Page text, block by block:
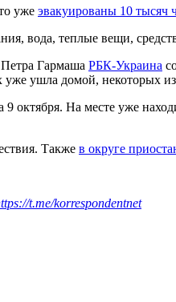
уже эвакуированы 10 тысяч
вода, теплые вещи,
Гармаша РБК-Украина
ушла домой, некоторых
9 октября. На месте уже
Также в округе
t.me/korrespondentnet